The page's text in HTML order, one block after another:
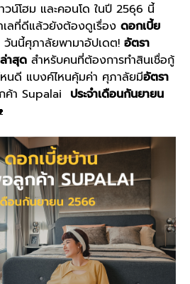
วน์โฮม และคอนโด ในปี 256ุ6 นี้
ลที่ดีแล้วยังต้องดูเรื่อง ดอกเบี้ย
นนี้ศุภาลัยพามาอัปเดต! อัตรา
าสุด สำหรับคนที่ต้องการทำสินเชื่อกู้
นดี แบงค์ไหนคุ้มค่า ศุภาลัยมีอัตรา
ค้า Supalai ประจำเดือนกันยายน